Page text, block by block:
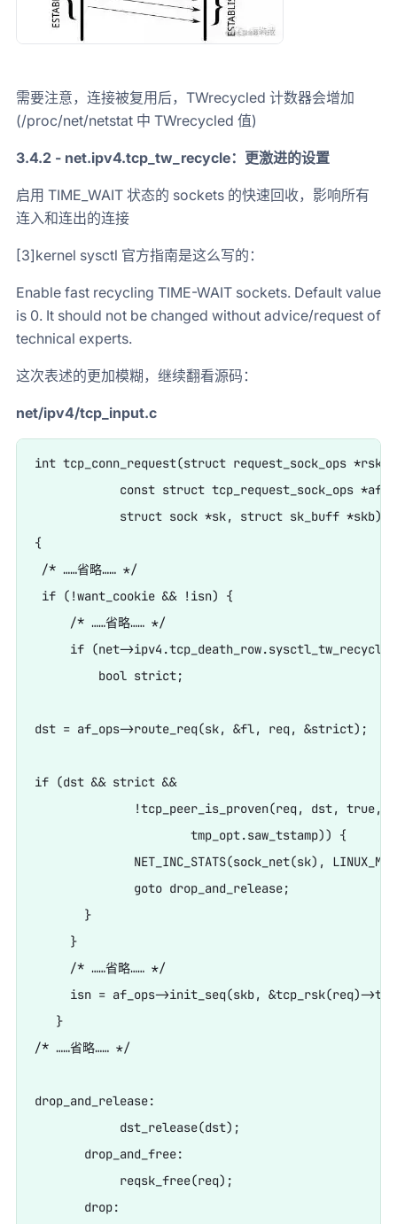
需要注意，连接被复用后，TWrecycled 计数器会增加
(/proc/net/netstat 中 TWrecycled 值)
3.4.2 - net.ipv4.tcp_tw_recycle：更激进的设置
启用 TIME_WAIT 状态的 sockets 的快速回收，影响所有
连入和连出的连接
[3]kernel sysctl 官方指南是这么写的：
Enable fast recycling TIME-WAIT sockets. Default value
is 0. It should not be changed without advice/request of
technical experts.
这次表述的更加模糊，继续翻看源码：
net/ipv4/tcp_input.c
int tcp_conn_request(struct request_sock_ops
const struct tcp_request_sock_ops
            struct sock *sk, struct sk_buff *skb)
{
/* ……省略…… */
if (!want_cookie && !isn) {
     /* ……省略…… */
if (net-
         bool strict;
dst = af_ops->route_req(sk, &fl, req, &strict);
if (dst && strict &&
              !tcp_peer_is_proven(req, dst, true,
                      tmp_opt.saw_tstamp)) {
NET_INC_STATS(sock_net(sk),
              goto drop_and_release;
       }
     }
     /* ……省略…… */
isn = af_ops->init_seq(skb, &tcp_rsk(req)-
   }
/* ……省略…… */
drop_and_release:
            dst_release(dst);
       drop_and_free:
            reqsk_free(req);
       drop: